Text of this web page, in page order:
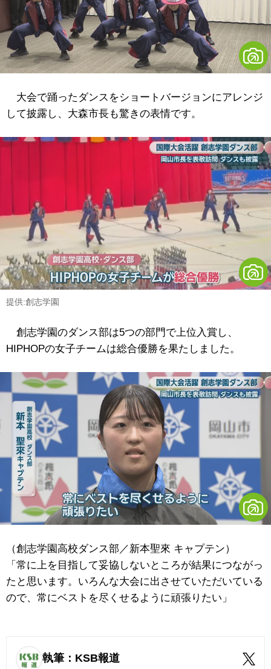
大会で踊ったダンスをショートバージョンにアレンジ
して披露し、大森市長も驚きの表情です。
提供:創志学園
創志学園のダンス部は5つの部門で上位入賞し、
HIPHOPの女子チームは総合優勝を果たしました。
（創志学園高校ダンス部／新本聖來 キャプテン）
「常に上を目指して妥協しないところが結果につながっ
たと思います。いろんな大会に出させていただいている
ので、常にベストを尽くせるように頑張りたい」
執筆：KSB報道